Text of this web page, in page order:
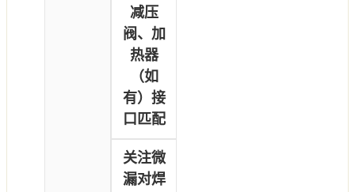
减压
阀、加
热器
（如
有）接
口匹配
关注微
漏对焊